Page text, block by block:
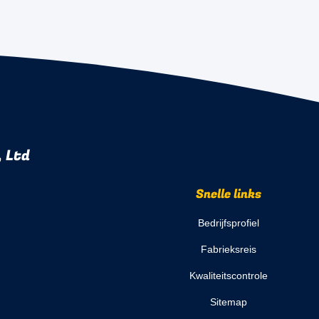
Ltd
Snelle links
Bedrijfsprofiel
Fabrieksreis
Kwaliteitscontrole
Sitemap